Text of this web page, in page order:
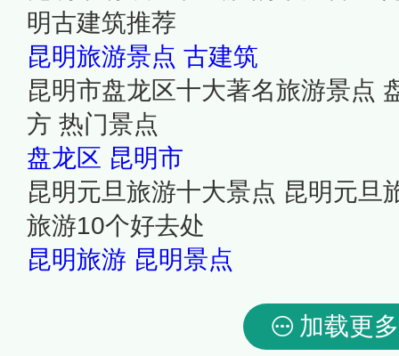
明古建筑推荐
昆明旅游景点 古建筑
昆明市盘龙区十大著名旅游景点
方 热门景点
盘龙区 昆明市
昆明元旦旅游十大景点 昆明元旦
旅游10个好去处
昆明旅游 昆明景点
加载更多